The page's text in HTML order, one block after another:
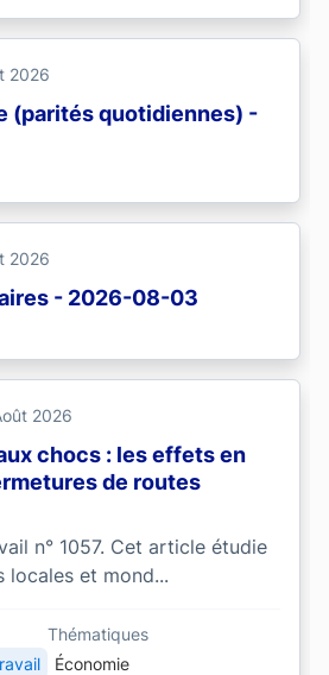
2026
(parités quotidiennes) -
2026
- 2026-08-03
2026
chocs : les effets en
de routes
n° 1057. Cet article étudie
locales et mond...
Thématiques
Économie